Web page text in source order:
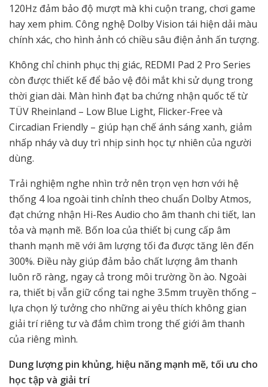
120Hz đảm bảo độ mượt mà khi cuộn trang, chơi game
hay xem phim. Công nghệ Dolby Vision tái hiện dải màu
chính xác, cho hình ảnh có chiều sâu điện ảnh ấn tượng.
Không chỉ chinh phục thị giác, REDMI Pad 2 Pro Series
còn được thiết kế để bảo vệ đôi mắt khi sử dụng trong
thời gian dài. Màn hình đạt ba chứng nhận quốc tế từ
TÜV Rheinland – Low Blue Light, Flicker-Free và
Circadian Friendly – giúp hạn chế ánh sáng xanh, giảm
nhấp nháy và duy trì nhịp sinh học tự nhiên của người
dùng.
Trải nghiệm nghe nhìn trở nên trọn vẹn hơn với hệ
thống 4 loa ngoài tinh chỉnh theo chuẩn Dolby Atmos,
đạt chứng nhận Hi-Res Audio cho âm thanh chi tiết, lan
tỏa và mạnh mẽ. Bốn loa của thiết bị cung cấp âm
thanh mạnh mẽ với âm lượng tối đa được tăng lên đến
300%. Điều này giúp đảm bảo chất lượng âm thanh
luôn rõ ràng, ngay cả trong môi trường ồn ào. Ngoài
ra, thiết bị vẫn giữ cổng tai nghe 3.5mm truyền thống –
lựa chọn lý tưởng cho những ai yêu thích không gian
giải trí riêng tư và đắm chìm trong thế giới âm thanh
của riêng mình.
Dung lượng pin khủng, hiệu năng mạnh mẽ, tối ưu cho
học tập và giải trí